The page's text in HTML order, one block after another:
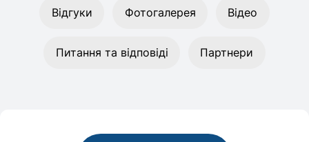
Відгуки Фотогалерея Відео
Питання та відповіді Партнери